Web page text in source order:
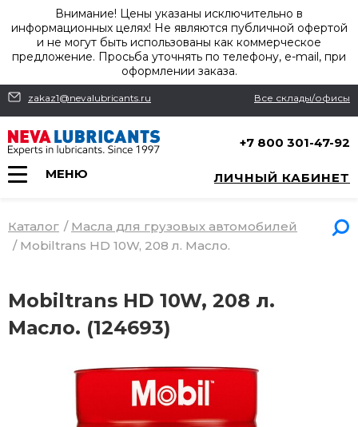
Внимание! Цены указаны исключительно в
информационных целях! Не являются публичной офертой
и не могут быть использованы как коммерческое
предложение. Просьба уточнять по телефону, e-mail, при
оформлении заказа.
zakaz1@nevalubricants.ru Все склады/офисы
+7 800 301-47-92
МЕНЮ ЛИЧНЫЙ КАБИНЕТ
Каталог / Масла для грузовых автомобилей
/ Mobiltrans HD 10W, 208 л. Масло.
Mobiltrans HD 10W, 208 л.
Масло. (124693)